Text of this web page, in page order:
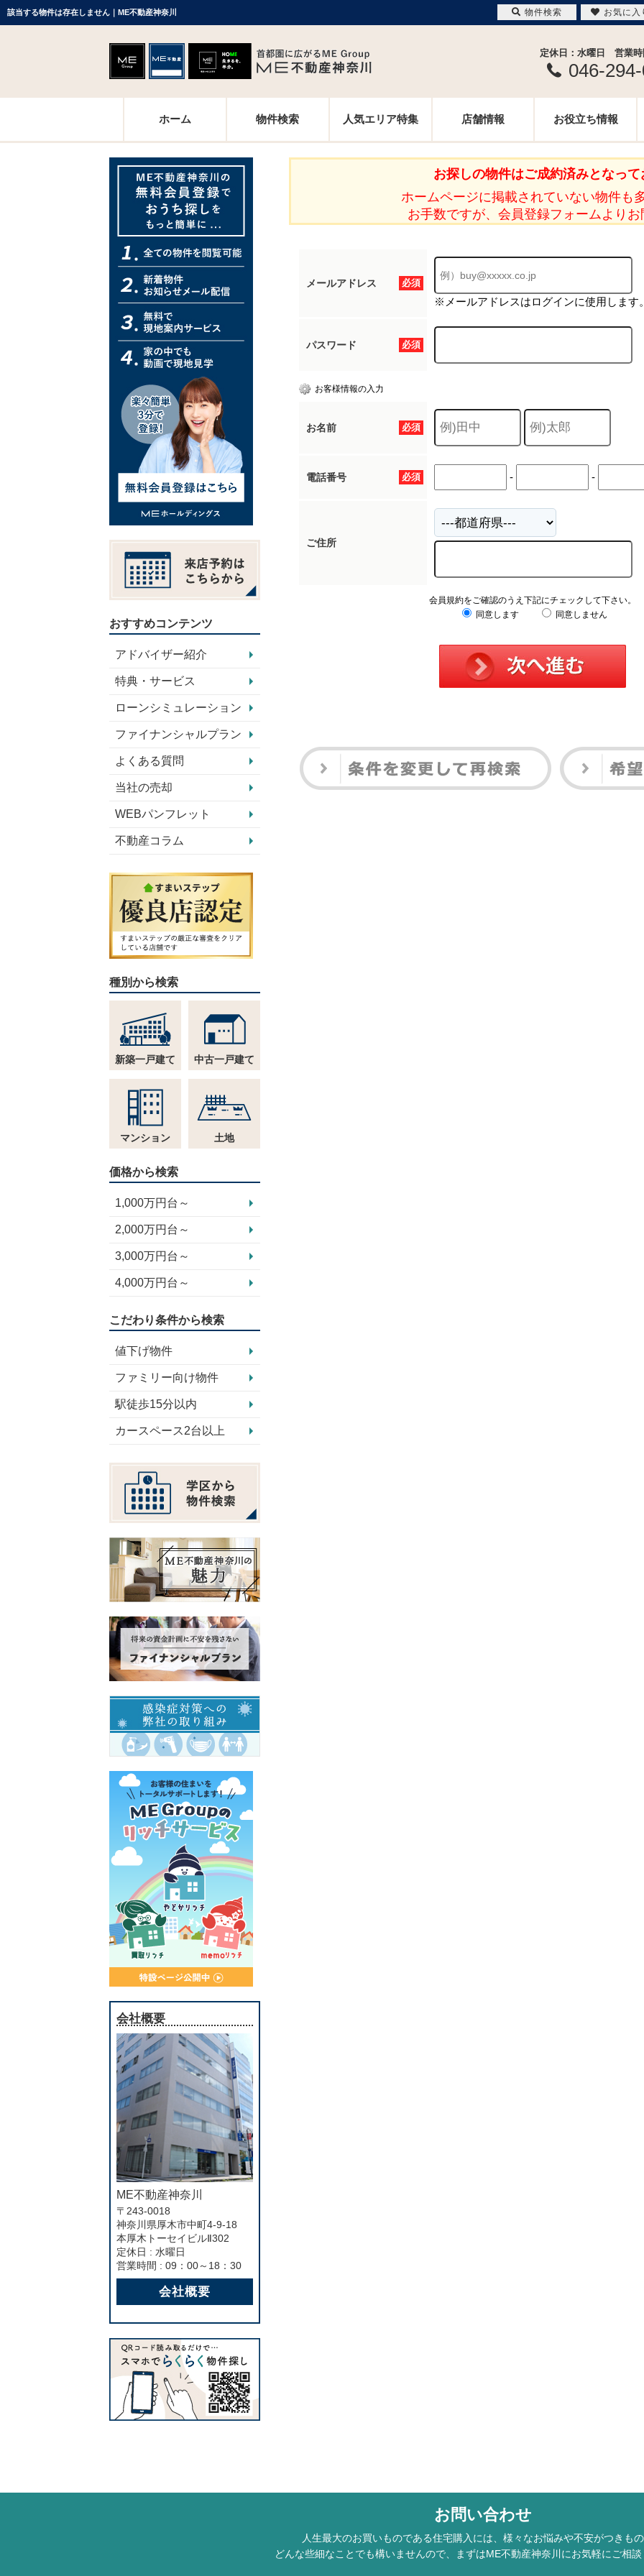
該当する物件は存在しません｜ME不動産神奈川
定休日：水曜日 営業
046-
ホーム 物件検索 人気エリア特集 店舗情報 お役立ち情報
お探しの物件はご成約済みとなって
ホームページに掲載されていない物件も
お手数ですが、会員登録フォームよりお
必須
メールアドレス
※メールアドレスはログインに使用します。
必須
パスワード
お客様情報の入力
必須
お名前
必須
電話番号 - -
ご住所
会員規約をご確認のうえ下記にチェックして下さい。
同意します
同意しません
おすすめコンテンツ
アドバイザー紹介
特典・サービス
ローンシミュレーション
ファイナンシャルプラン
よくある質問
当社の売却
WEBパンフレット
不動産コラム
種別から検索
新築一戸建て 中古一戸建て
マンション 土地
価格から検索
1,000万円台～
2,000万円台～
3,000万円台～
4,000万円台～
こだわり条件から検索
値下げ物件
ファミリー向け物件
駅徒歩15分以内
カースペース2台以上
会社概要
ME不動産神奈川
〒243-0018
神奈川県厚木市中町4-9-18
本厚木トーセイビルⅡ302
定休日 : 水曜日
営業時間 : 09：00～18：30
会社概要
お問い合わせ
人生最大のお買いものである住宅購入には、様々なお悩みや不安がつきも
どんな些細なことでも構いませんので、まずはME不動産神奈川にお気軽にご相談
物件検索 お気に入